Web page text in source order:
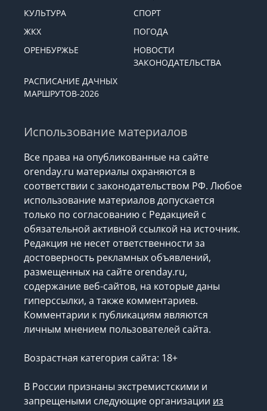
КУЛЬТУРА
СПОРТ
ЖКХ
ПОГОДА
ОРЕНБУРЖЬЕ
НОВОСТИ
ЗАКОНОДАТЕЛЬСТВА
РАСПИСАНИЕ ДАЧНЫХ
МАРШРУТОВ-2026
Использование материалов
Все права на опубликованные на сайте
orenday.ru материалы охраняются в
соответствии с законодательством РФ. Любое
использование материалов допускается
только по согласованию с Редакцией с
обязательной активной ссылкой на источник.
Редакция не несет ответственности за
достоверность рекламных объявлений,
размещенных на сайте orenday.ru,
содержание веб-сайтов, на которые даны
гиперссылки, а также комментариев.
Комментарии к публикациям являются
личным мнением пользователей сайта.
Возрастная категория сайта: 18+
В России признаны экстремистскими и
запрещеными следующие организации из